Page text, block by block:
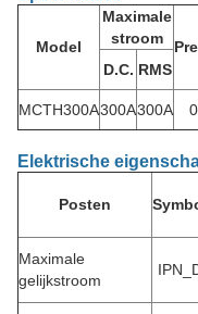
Model
Maximale
stroom
D.C. RMS
MCTH300A300A300A
Elektrische
Posten
Maximale
gelijkstroom